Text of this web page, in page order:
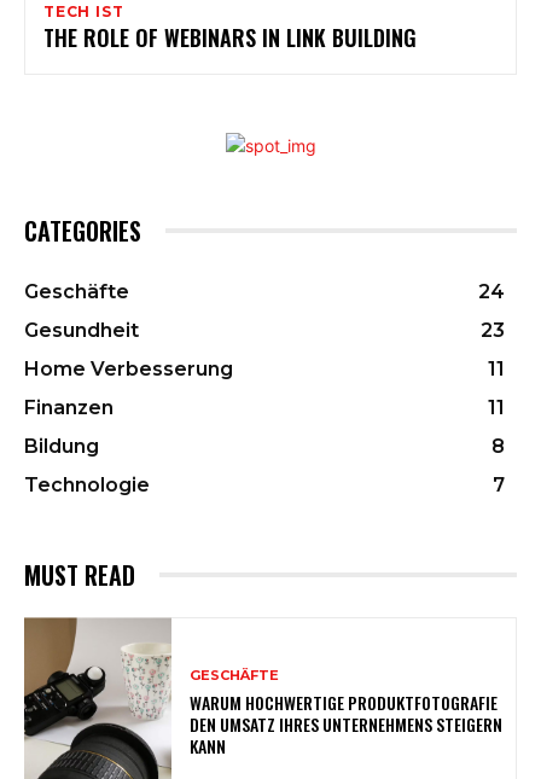
TECH IST
THE ROLE OF WEBINARS IN LINK BUILDING
CATEGORIES
Geschäfte
24
Gesundheit
23
Home Verbesserung
11
Finanzen
11
Bildung
8
Technologie
7
MUST READ
GESCHÄFTE
WARUM HOCHWERTIGE PRODUKTFOTOGRAFIE
DEN UMSATZ IHRES UNTERNEHMENS STEIGERN
KANN